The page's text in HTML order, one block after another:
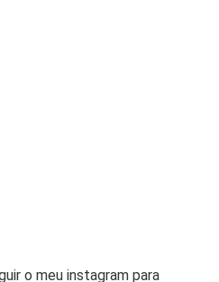
o meu instagram para